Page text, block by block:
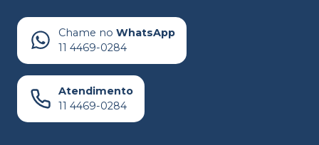
Chame no WhatsApp
11 4469-0284
Atendimento
11 4469-0284